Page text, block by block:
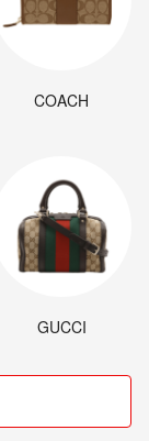
COACH
GUCCI